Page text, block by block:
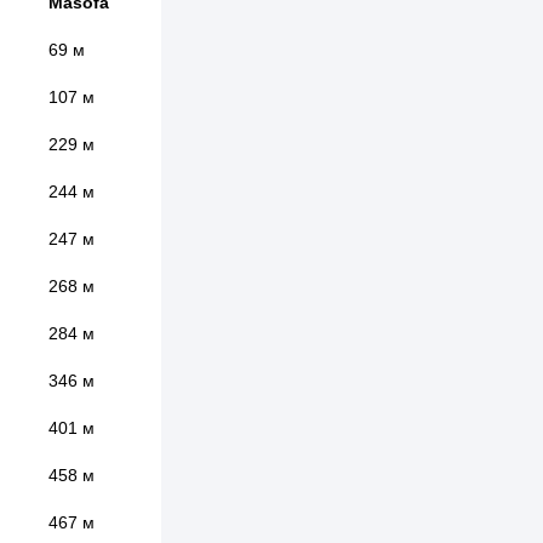
69 м
107 м
229 м
244 м
247 м
268 м
284 м
346 м
401 м
458 м
467 м